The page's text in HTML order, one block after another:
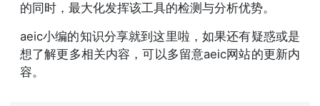
的同时，最大化发挥该工具的检测与分析优势。
aeic小编的知识分享就到这里啦，如果还有疑惑或是
想了解更多相关内容，可以多留意aeic网站的更新内
容。